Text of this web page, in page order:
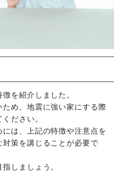
を紹介しました。
め、地震に強い家にする際
ださい。
は、上記の特徴や注意点を
策を講じることが必要で
しましょう。